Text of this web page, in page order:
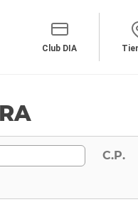
Club DIA
C.P.